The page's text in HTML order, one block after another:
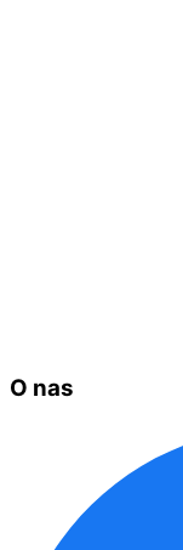
O nas